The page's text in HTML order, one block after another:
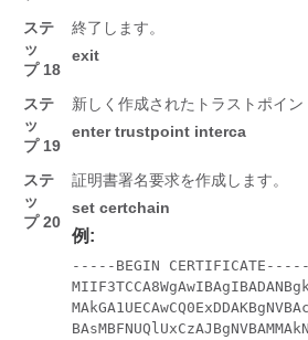
ステ
ッ
プ 18
終了します。
exit
ステ
ッ
プ 19
新しく作成されたトラストポイン
enter trustpoint interca
ステ
ッ
プ 20
証明書署名要求を作成します。
set certchain
例:
-----BEGIN CERTIFICATE-----